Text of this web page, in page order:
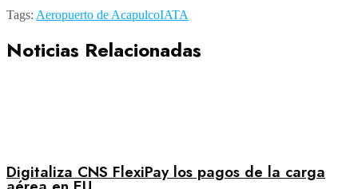
Tags: Aeropuerto de AcapulcoIATA
Noticias Relacionadas
Digitaliza CNS FlexiPay los pagos de la carga